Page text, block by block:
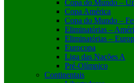
Copa do Mundo –
Copa América
Copa do Mundo –
Eliminatórias –
Eliminatórias –
Eurocopa
Liga das Nações A
Pré-Olímpico
Continentais